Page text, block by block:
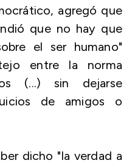
agregó que
que no hay que
el ser humano"
entre la norma
(...) sin dejarse
de amigos o
dicho "la verdad a